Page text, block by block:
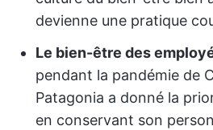
devienne une pratique
Le bien-être des
pendant la pandémie de
Patagonia a donné la
en conservant son